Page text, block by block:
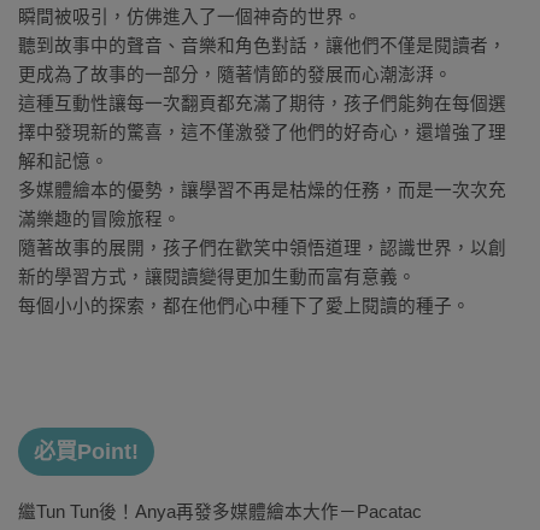
瞬間被吸引，仿佛進入了一個神奇的世界。
聽到故事中的聲音、音樂和角色對話，讓他們不僅是閱讀者，
更成為了故事的一部分，隨著情節的發展而心潮澎湃。
這種互動性讓每一次翻頁都充滿了期待，孩子們能夠在每個選
擇中發現新的驚喜，這不僅激發了他們的好奇心，還增強了理
解和記憶。
多媒體繪本的優勢，讓學習不再是枯燥的任務，而是一次次充
滿樂趣的冒險旅程。
隨著故事的展開，孩子們在歡笑中領悟道理，認識世界，以創
新的學習方式，讓閱讀變得更加生動而富有意義。
每個小小的探索，都在他們心中種下了愛上閱讀的種子。
必買Point!
繼Tun Tun後！Anya再發多媒體繪本大作－Pacatac